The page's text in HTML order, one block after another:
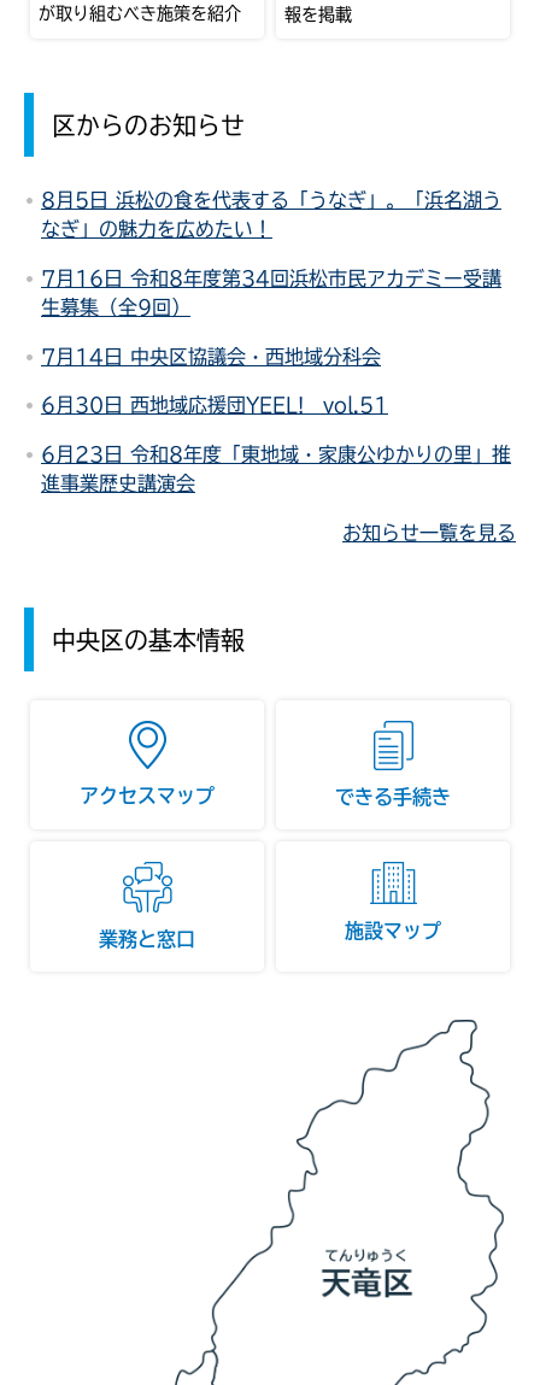
が取り組むべき施策を紹介
報を掲載
区からのお知らせ
8月5日 浜松の食を代表する「うなぎ」。「浜名湖う
なぎ」の魅力を広めたい！
7月16日 令和8年度第34回浜松市民アカデミー受講
生募集（全9回）
7月14日 中央区協議会・西地域分科会
6月30日 西地域応援団YEEL! vol.51
6月23日 令和8年度「東地域・家康公ゆかりの里」推
進事業歴史講演会
お知らせ一覧を見る
中央区の基本情報
アクセスマップ できる手続き
業務と窓口 施設マップ